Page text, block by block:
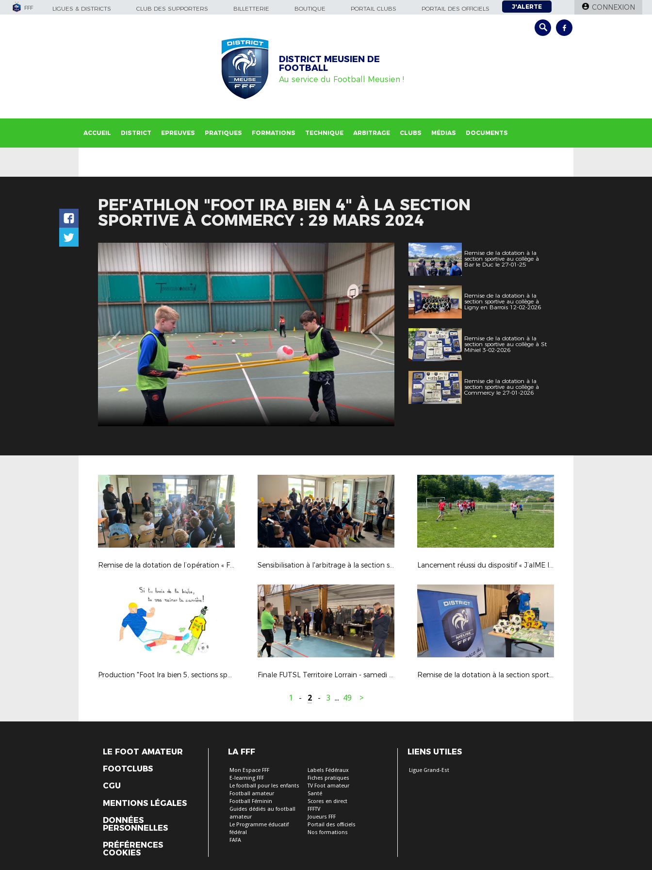
FFF LIGUES & DISTRICTS CLUB DES SUPPORTERS BILLETTERIE BOUTIQUE PORTAIL CLUBS PORTAIL DES OFFICIELS J'ALERTE CONNEXION
DISTRICT MEUSIEN DE
FOOTBALL
Au service du Football Meusien !
ACCUEIL DISTRICT EPREUVES PRATIQUES FORMATIONS TECHNIQUE ARBITRAGE CLUBS MÉDIAS DOCUMENTS
PEF'ATHLON "FOOT IRA BIEN 4" À LA SECTION
SPORTIVE À COMMERCY : 29 MARS 2024
Remise de la dotation à la
section sportive au collège à
Bar le Duc le 27-01-25
Remise de la dotation à la
section sportive au collège à
Ligny en Barrois 12-02-2026
Remise de la dotation à la
section sportive au collège à St
Mihiel 3-02-2026
Remise de la dotation à la
section sportive au collège à
Commercy le 27-01-2026
Remise de la dotation de l’opération « FIFA – Football For Schools » 2024/2025 à la section sportive de Ligny en Barrois Sensibilisation à l'arbitrage à la section sportive à Ligny Lancement réussi du dispositif « J’aIME le Foot » !
Production "Foot Ira bien 5, sections sportives collèges" Finale FUTSL Territoire Lorrain - samedi 22 février 2025 à Verdun Remise de la dotation à la section sportive au collège à Revigny le 6-02-25
1 - 2 - 3 ... 49 >
LE FOOT AMATEUR
FOOTCLUBS
CGU
MENTIONS LÉGALES
DONNÉES
PERSONNELLES
PRÉFÉRENCES
COOKIES
LA FFF
Mon Espace FFF
E-learning FFF
Le football pour les enfants
Football amateur
Football Féminin
Guides dédiés au football
amateur
Le Programme éducatif
fédéral
FAFA
Labels Fédéraux
Fiches pratiques
TV Foot amateur
Santé
Scores en direct
FFFTV
Joueurs FFF
Portail des officiels
Nos formations
LIENS UTILES
Ligue Grand-Est